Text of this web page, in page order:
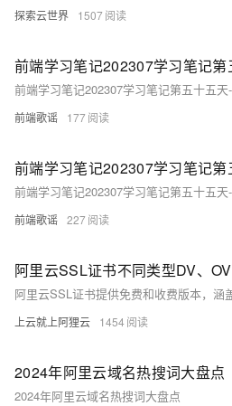
探索云世界 1507
前端学习笔记202307学习笔记第五十五天
前端歌谣 177
前端学习笔记202307学习笔记第五十五
前端歌谣 227
上云就上阿狸云 1454
2024年阿里云域名热搜词大盘点
2024年阿里云域名热搜词大盘点